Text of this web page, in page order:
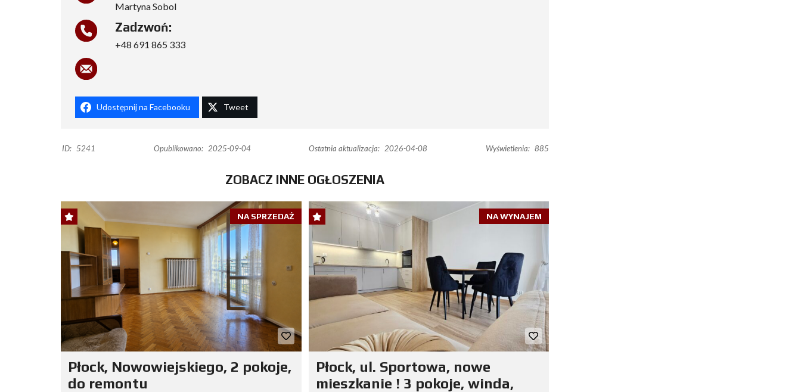
Martyna Sobol
Zadzwoń:
+48 691 865 333
Udostępnij na Facebooku Tweet
ID: 5241 Opublikowano: 2025-09-04 Ostatnia aktualizacja: 2026-04-08 Wyświetlenia: 885
ZOBACZ INNE OGŁOSZENIA
NA SPRZEDAŻ
Płock, Nowowiejskiego, 2 pokoje,
do remontu
NA WYNAJEM
Płock, ul. Sportowa, nowe
mieszkanie ! 3 pokoje, winda,